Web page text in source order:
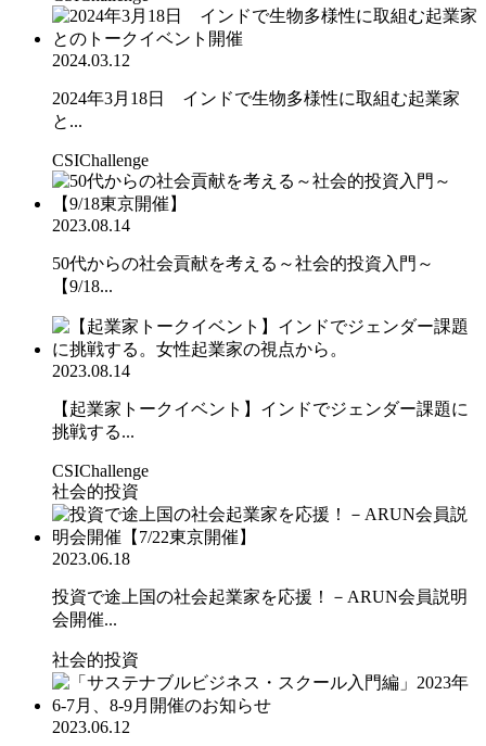
2024.03.12
2024年3月18日 インドで生物多様性に取組む起業家
と...
CSIChallenge
2023.08.14
50代からの社会貢献を考える～社会的投資入門～
【9/18...
2023.08.14
【起業家トークイベント】インドでジェンダー課題に
挑戦する...
CSIChallenge
社会的投資
2023.06.18
投資で途上国の社会起業家を応援！－ARUN会員説明
会開催...
社会的投資
2023.06.12